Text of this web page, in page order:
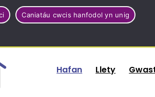
Caniatáu cwcis hanfodol yn unig
Hafan Llety